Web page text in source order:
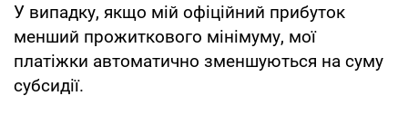
У випадку, якщо мій офіційний прибуток
менший прожиткового мінімуму, мої
платіжки автоматично зменшуються на суму
субсидії.